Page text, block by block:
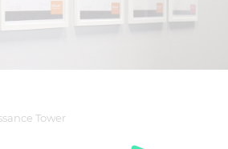
Tower